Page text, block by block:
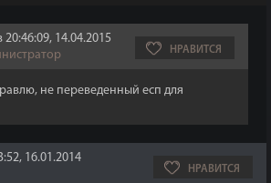
20:46:09, 14.04.2015
НРАВИТСЯ
не переведенный есп для
16.01.2014
НРАВИТСЯ